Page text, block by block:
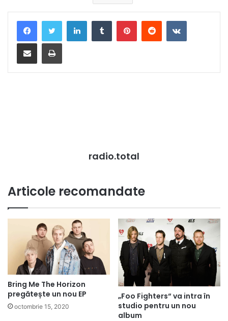
LinkedInTumblrPinterestRedditVKontakte
Distribuie prin mail Tipărește
radio.total
Articole recomandate
Bring Me The Horizon
pregătește un nou EP
octombrie 15, 2020
„Foo Fighters“ va intra în
studio pentru un nou
album